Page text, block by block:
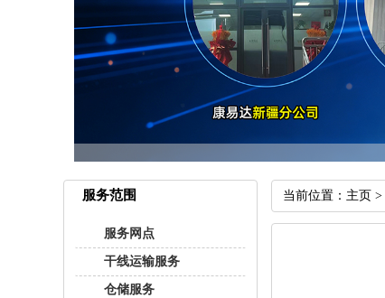
服务范围
服务网点
干线运输服务
仓储服务
当前位置： 主页 >